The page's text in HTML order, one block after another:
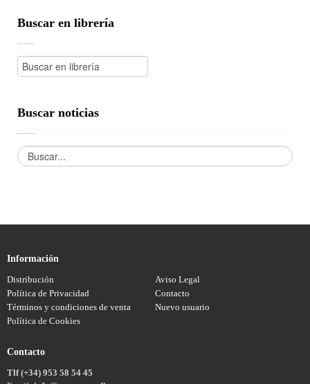
Buscar en librería
Buscar noticias
Información
Distribución
Aviso Legal
Política de Privacidad
Contacto
Términos y condiciones de venta
Nuevo usuario
Política de Cookies
Contacto
Tlf (+34) 953 58 54 45